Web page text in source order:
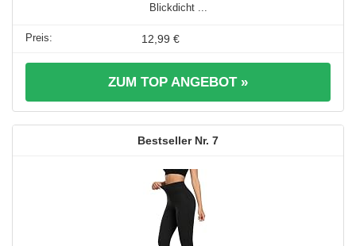
Blickdicht ...
12,99 €
ZUM TOP ANGEBOT »
7